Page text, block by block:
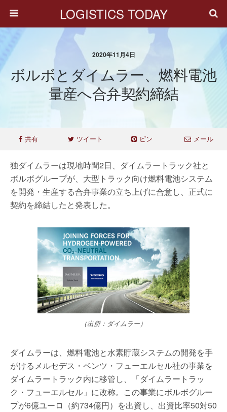
LOGISTICS TODAY
2020年11月4日
ボルボとダイムラー、燃料電池
量産へ合弁契約締結
共有 ツイート ピン メール
独ダイムラーは現地時間2日、ダイムラートラック社と
ボルボグループが、大型トラック向け燃料電池システム
を開発・生産する合弁事業の立ち上げに合意し、正式に
契約を締結したと発表した。
（出所：ダイムラー）
ダイムラーは、燃料電池と水素貯蔵システムの開発を手
がけるメルセデス・ベンツ・フューエルセル社の事業を
ダイムラートラック内に移管し、「ダイムラートラッ
ク・フューエルセル」に改称。この事業にボルボグルー
プが6億ユーロ（約734億円）を出資し、出資比率50対50